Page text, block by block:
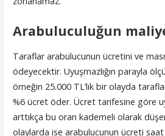
Arabuluculuğun
Taraflar arabulucunun ücretini ve
ödeyecektir. Uyuşmazlığın parayla
örneğin 25.000 TL’lık bir olayda
%6 ücret öder. Ücret tarifesine göre
arttıkça bu oran kademeli olarak
olaylarda ise arabulucunun ücreti